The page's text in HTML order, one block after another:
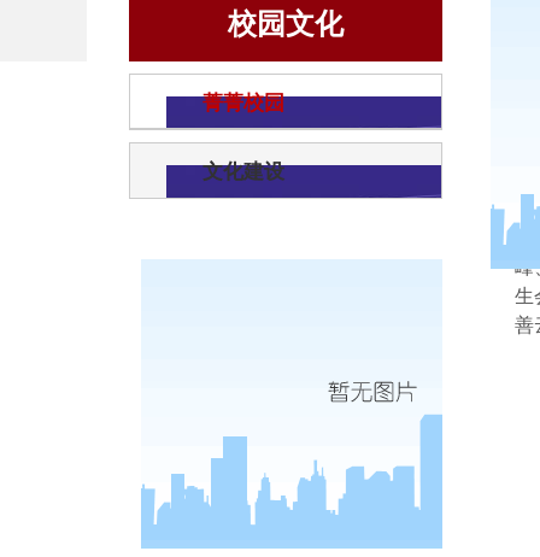
校园文化
菁菁校园
文化建设
峰
生
善